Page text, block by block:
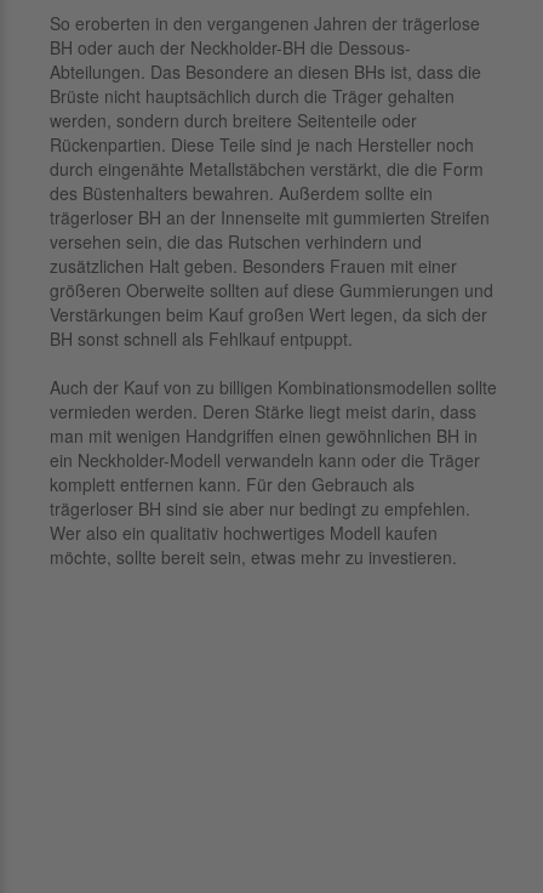
So eroberten in den vergangenen Jahren der trägerlose
BH oder auch der Neckholder-BH die Dessous-
Abteilungen. Das Besondere an diesen BHs ist, dass die
Brüste nicht hauptsächlich durch die Träger gehalten
werden, sondern durch breitere Seitenteile oder
Rückenpartien. Diese Teile sind je nach Hersteller noch
durch eingenähte Metallstäbchen verstärkt, die die Form
des Büstenhalters bewahren. Außerdem sollte ein
trägerloser BH an der Innenseite mit gummierten Streifen
versehen sein, die das Rutschen verhindern und
zusätzlichen Halt geben. Besonders Frauen mit einer
größeren Oberweite sollten auf diese Gummierungen und
Verstärkungen beim Kauf großen Wert legen, da sich der
BH sonst schnell als Fehlkauf entpuppt.
Auch der Kauf von zu billigen Kombinationsmodellen sollte
vermieden werden. Deren Stärke liegt meist darin, dass
man mit wenigen Handgriffen einen gewöhnlichen BH in
ein Neckholder-Modell verwandeln kann oder die Träger
komplett entfernen kann. Für den Gebrauch als
trägerloser BH sind sie aber nur bedingt zu empfehlen.
Wer also ein qualitativ hochwertiges Modell kaufen
möchte, sollte bereit sein, etwas mehr zu investieren.